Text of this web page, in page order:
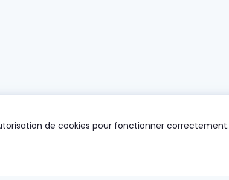
de cookies pour fonctionner correctement.